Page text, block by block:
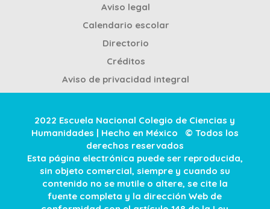
Aviso legal
Calendario escolar
Directorio
Créditos
Aviso de privacidad integral
2022 Escuela Nacional Colegio de Ciencias y
Humanidades | Hecho en México © Todos los
derechos reservados
Esta página electrónica puede ser reproducida,
sin objeto comercial, siempre y cuando su
contenido no se mutile o altere, se cite la
fuente completa y la dirección Web de